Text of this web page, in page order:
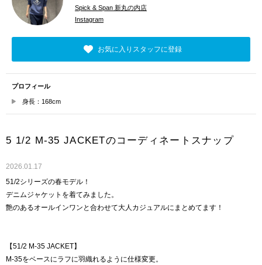
Spick & Span 新丸の内店
Instagram
お気に入りスタッフに登録
プロフィール
身長：168cm
5 1/2 M-35 JACKETのコーディネートスナップ
2026.01.17
51/2シリーズの春モデル！
デニムジャケットを着てみました。
艶のあるオールインワンと合わせて大人カジュアルにまとめてます！
【51/2 M-35 JACKET】
M-35をベースにラフに羽織れるように仕様変更。